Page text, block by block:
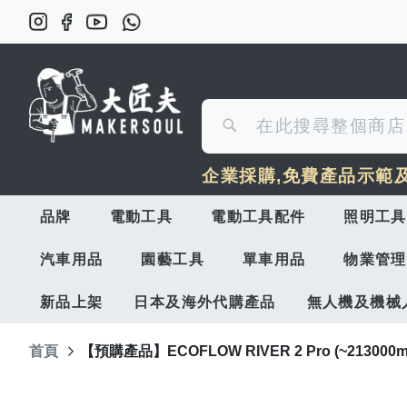
尋
搜
尋
企業採購,免費產品示範
品牌 電動工具 電動工具配件 照明工具
汽車用品 園藝工具 單車用品 物業管
新品上架 日本及海外代購產品 無人機及機械
首頁 【預購產品】ECOFLOW RIVER 2 Pro